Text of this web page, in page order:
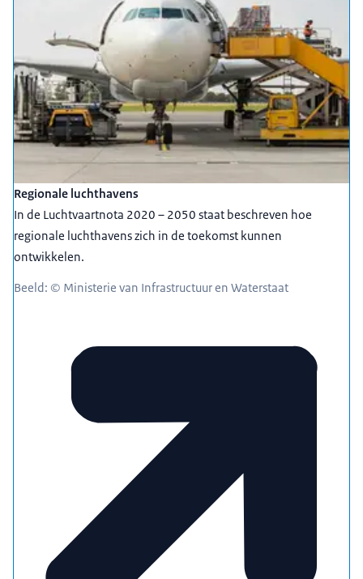
Regionale luchthavens
In de Luchtvaartnota 2020 – 2050 staat beschreven hoe
regionale luchthavens zich in de toekomst kunnen
ontwikkelen.
Beeld: © Ministerie van Infrastructuur en Waterstaat